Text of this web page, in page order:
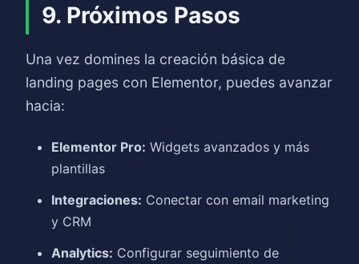
9. Próximos Pasos
Una vez domines la creación básica de
landing pages con Elementor, puedes avanzar
hacia:
Elementor Pro: Widgets avanzados y más
plantillas
Integraciones: Conectar con email marketing
y CRM
Analytics: Configurar seguimiento de